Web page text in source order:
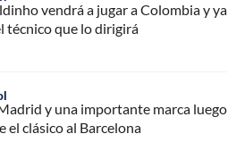
vendrá a jugar a Colombia y ya
técnico que lo dirigirá
y una importante marca luego
el clásico al Barcelona